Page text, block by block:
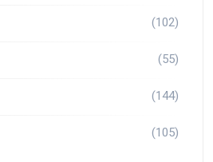
(102)
(55)
(144)
(105)